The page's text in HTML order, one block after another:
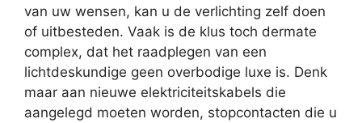
van uw wensen, kan u de verlichting zelf doen
of uitbesteden. Vaak is de klus toch dermate
complex, dat het raadplegen van een
lichtdeskundige geen overbodige luxe is. Denk
maar aan nieuwe elektriciteitskabels die
aangelegd moeten worden, stopcontacten die u